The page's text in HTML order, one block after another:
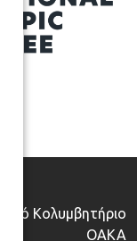
Κολυμβητήριο
ΟΑΚΑ